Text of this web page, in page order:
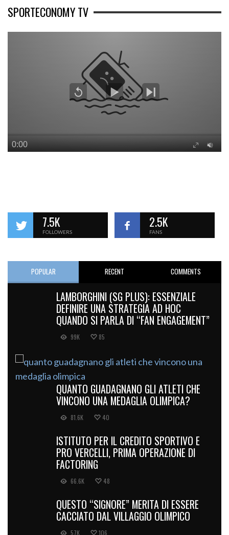
SPORTECONOMY TV
7.5K
FOLLOWERS
2.5K
FANS
POPULAR RECENT COMMENTS
LAMBORGHINI (SG PLUS): ESSENZIALE
DEFINIRE UNA STRATEGIA AD HOC
QUANDO SI PARLA DI “FAN ENGAGEMENT”
99K 85
QUANTO GUADAGNANO GLI ATLETI CHE
VINCONO UNA MEDAGLIA OLIMPICA?
81.6K 40
ISTITUTO PER IL CREDITO SPORTIVO E
PRO VERCELLI, PRIMA OPERAZIONE DI
FACTORING
66.6K 48
QUESTO “SIGNORE” MERITA DI ESSERE
CACCIATO DAL VILLAGGIO OLIMPICO
57K 106